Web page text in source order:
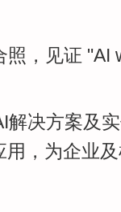
，见证 "AI
解决方案及
，为企业